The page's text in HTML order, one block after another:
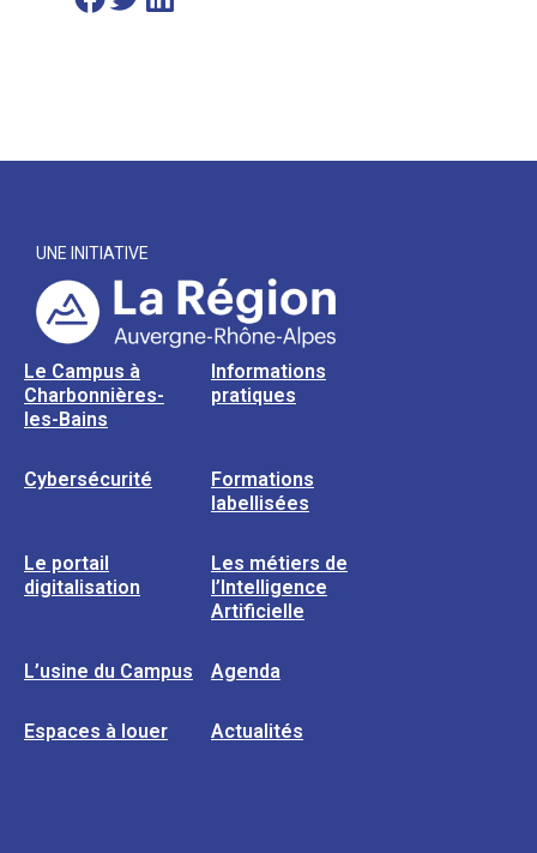
UNE INITIATIVE
Le Campus à
Charbonnières-
les-Bains
Informations
pratiques
Cybersécurité
Formations
labellisées
Le portail
digitalisation
Les métiers de
l’Intelligence
Artificielle
L’usine du Campus Agenda
Espaces à louer Actualités